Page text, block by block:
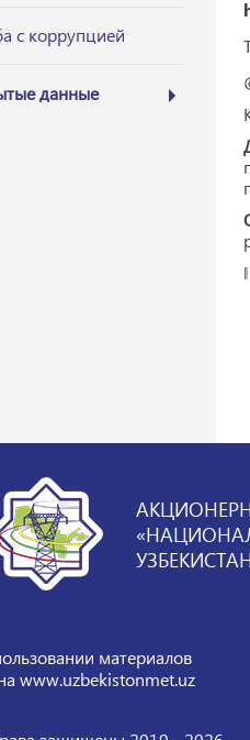
с коррупцией
данные
‖
материалов
www.uzbekistonmet.uz